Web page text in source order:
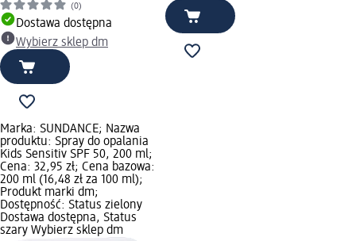
(0)
Dostawa dostępna
Wybierz sklep dm
Marka: SUNDANCE; Nazwa
produktu: Spray do opalania
Kids Sensitiv SPF 50, 200 ml;
Cena: 32,95 zł; Cena bazowa:
200 ml (16,48 zł za 100 ml);
Produkt marki dm;
Dostępność: Status zielony
Dostawa dostępna, Status
szary Wybierz sklep dm